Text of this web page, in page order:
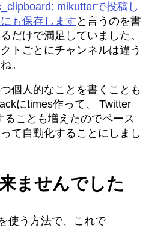
mikutterで投稿し
も保存します と言うのを書
だけで満足していました。
トごとにチャンネルは違う
。
個人的なことを書くことも
にtimes作って、 Twitter
ることも増えたのでペース
て自動化することにしまし
ませんでした
使う方法で、これで